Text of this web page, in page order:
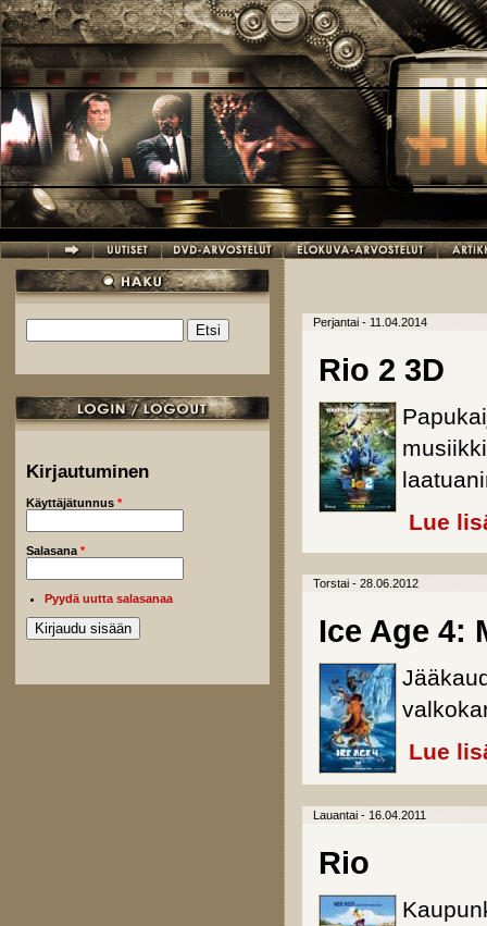
Hyppää pääsisältöön
Hakulomake
Kirjautuminen
Käyttäjätunnus *
Salasana *
Pyydä uutta salasanaa
Perjantai - 11.04.2014
Rio 2 3D
Lue
Torstai - 28.06.2012
Ice Age 4:
Lue
Lauantai - 16.04.2011
Rio